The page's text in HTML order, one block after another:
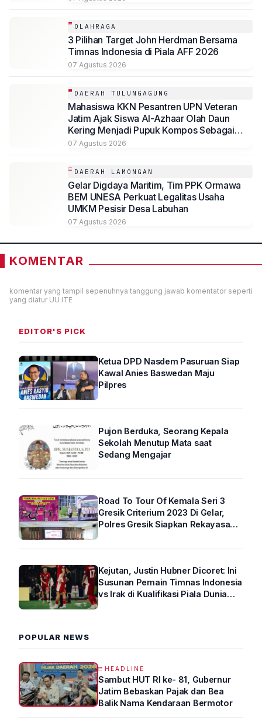
OLAHRAGA
3 Pilihan Target John Herdman Bersama
Timnas Indonesia di Piala AFF 2026
07 Agustus 2026
DAERAH TULUNGAGUNG
Mahasiswa KKN Pesantren UPN Veteran
Jatim Ajak Siswa Al-Azhaar Olah Daun
Kering Menjadi Pupuk Kompos Sebagai
Solusi Ramah Lingkungan
07 Agustus 2026
DAERAH LAMONGAN
Gelar Digdaya Maritim, Tim PPK Ormawa
BEM UNESA Perkuat Legalitas Usaha
UMKM Pesisir Desa Labuhan
07 Agustus 2026
KOMENTAR
komentar yang tampil sepenuhnya tanggung jawab komentator seperti
yang diatur UU ITE
EDITOR'S PICK
Ketua DPD Nasdem Pasuruan Siap
Kawal Anies Baswedan Maju
Pilpres
Pujon Berduka, Seorang Kepala
Sekolah Menutup Mata saat
Sedang Mengajar
Road To Tour Of Kemala Seri 3
Gresik Criterium 2023 Di Gelar,
Polres Gresik Siapkan Rekayasa
Kejutan, Justin Hubner Dicoret: Ini
Susunan Pemain Timnas Indonesia
vs Irak di Kualifikasi Piala Dunia
POPULAR NEWS
HEADLINE
Sambut HUT RI ke- 81, Gubernur
Jatim Bebaskan Pajak dan Bea
Balik Nama Kendaraan Bermotor